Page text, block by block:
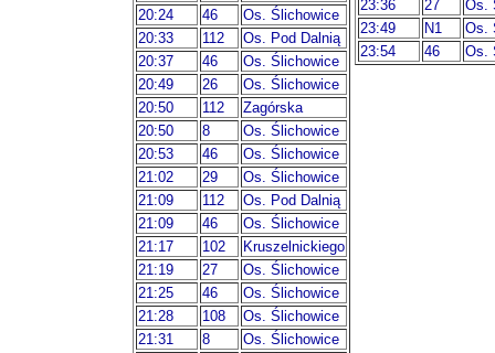
20:24
46
Os. Ślichowice
20:33
112
Os. Pod Dalnią
20:37
46
Os. Ślichowice
20:49
26
Os. Ślichowice
20:50
112
Zagórska
20:50
8
Os. Ślichowice
20:53
46
Os. Ślichowice
21:02
29
Os. Ślichowice
21:09
112
Os. Pod Dalnią
21:09
46
Os. Ślichowice
21:17
102
Kruszelnickiego
21:19
27
Os. Ślichowice
21:25
46
Os. Ślichowice
21:28
108
Os. Ślichowice
21:31
8
Os. Ślichowice
23:36
27
Os.
23:49
N1
Os.
23:54
46 Os.